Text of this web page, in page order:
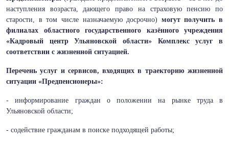
наступления возраста, дающего право на страховую пенсию по
старости, в том числе назначаемую досрочно) могут получить в
филиалах областного государственного казённого учреждения
«Кадровый центр Ульяновской области» Комплекс услуг в
соответствии с жизненной ситуацией.
Перечень услуг и сервисов, входящих в траекторию жизненной
ситуации «Предпенсионеры»:
- информирование граждан о положении на рынке труда в
Ульяновской области;
- содействие гражданам в поиске подходящей работы;